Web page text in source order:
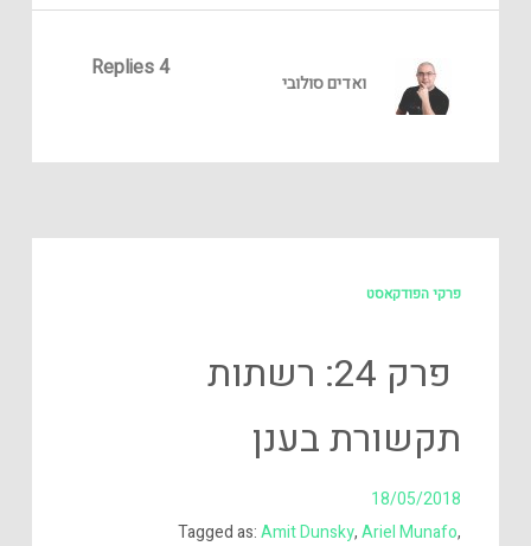
4 Replies
ואדים סולובי
פרקי הפודקאסט
פרק 24: רשתות
תקשורת בענן
18/05/2018
Tagged as:Amit Dunsky,Ariel Munafo,